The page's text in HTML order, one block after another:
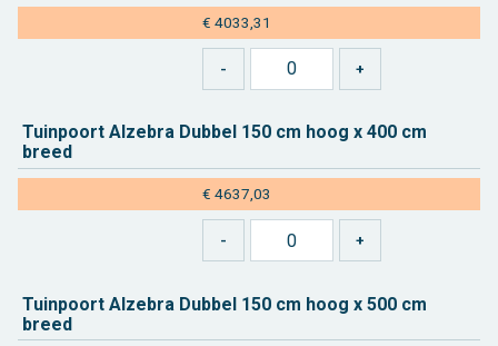
€ 4033,31
Tuin­poort Al­ze­bra Dub­bel 150 cm hoog x 400 cm
breed
€ 4637,03
Tuin­poort Al­ze­bra Dub­bel 150 cm hoog x 500 cm
breed